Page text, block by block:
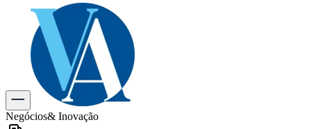
Explore Tudo
Últimas Notícias
Previsão do Tempo
Dia a Dia & Lazer
Gastronomia
Cinema & Shows
Para Sua Empresa
Negócios& Inovação